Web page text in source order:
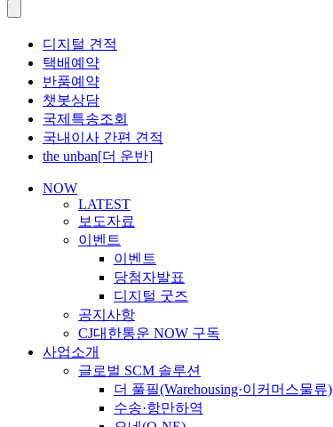
디지털 견적
택배예약
반품예약
챗봇상담
국제특송조회
국내이사 간편 견적
the unban[더 운반]
NOW
LATEST
보도자료
이벤트
이벤트
당첨자발표
디지털 굿즈
공지사항
CJ대한통운 NOW 구독
사업소개
글로벌 SCM 솔루션
더 풀필(Warehousing·이커머스물류)
수송·항만하역